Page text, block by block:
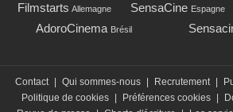
Filmstarts Allemagne SensaCine Espagne
AdoroCinema Brésil
Contact Qui sommes-nous Recrutement
Politique de cookies
Préférences cookies